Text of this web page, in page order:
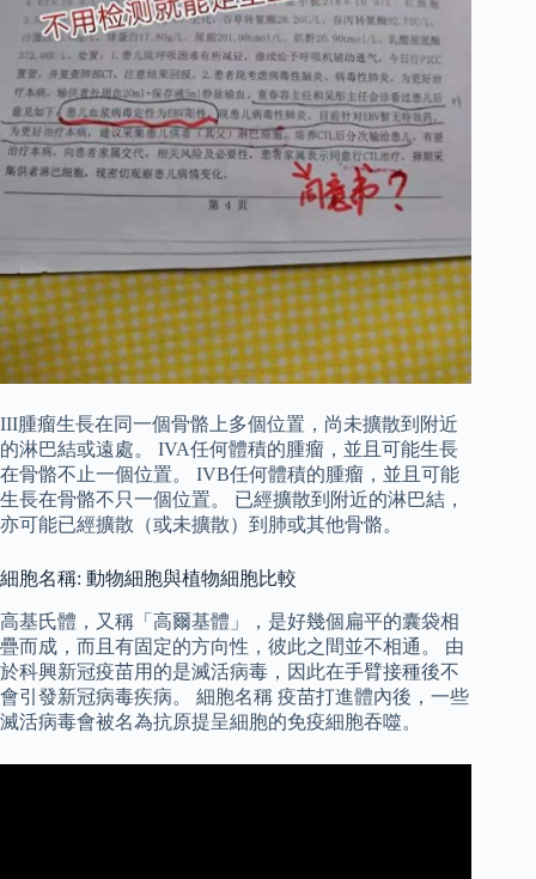
III腫瘤生長在同一個骨骼上多個位置，尚未擴散到附近
的淋巴結或遠處。 IVA任何體積的腫瘤，並且可能生長
在骨骼不止一個位置。 IVB任何體積的腫瘤，並且可能
生長在骨骼不只一個位置。 已經擴散到附近的淋巴結，
亦可能已經擴散（或未擴散）到肺或其他骨骼。
細胞名稱: 動物細胞與植物細胞比較
高基氏體，又稱「高爾基體」，是好幾個扁平的囊袋相
疊而成，而且有固定的方向性，彼此之間並不相通。 由
於科興新冠疫苗用的是滅活病毒，因此在手臂接種後不
會引發新冠病毒疾病。 細胞名稱 疫苗打進體內後，一些
滅活病毒會被名為抗原提呈細胞的免疫細胞吞噬。